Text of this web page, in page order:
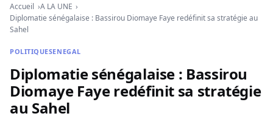
Accueil
A LA UNE
Diplomatie sénégalaise : Bassirou Diomaye Faye redéfinit sa stratégie au
Sahel
POLITIQUESENEGAL
Diplomatie sénégalaise : Bassirou
Diomaye Faye redéfinit sa stratégie
au Sahel